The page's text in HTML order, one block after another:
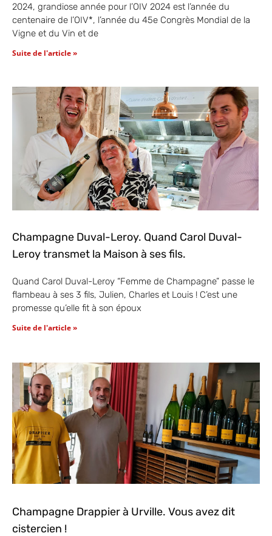
2024, grandiose année pour l’OIV 2024 est l’année du
centenaire de l’OIV*, l’année du 45e Congrès Mondial de la
Vigne et du Vin et de
Suite de l'article »
Champagne Duval-Leroy. Quand Carol Duval-
Leroy transmet la Maison à ses fils.
Quand Carol Duval-Leroy “Femme de Champagne” passe le
flambeau à ses 3 fils, Julien, Charles et Louis ! C’est une
promesse qu’elle fit à son époux
Suite de l'article »
Champagne Drappier à Urville. Vous avez dit
cistercien !